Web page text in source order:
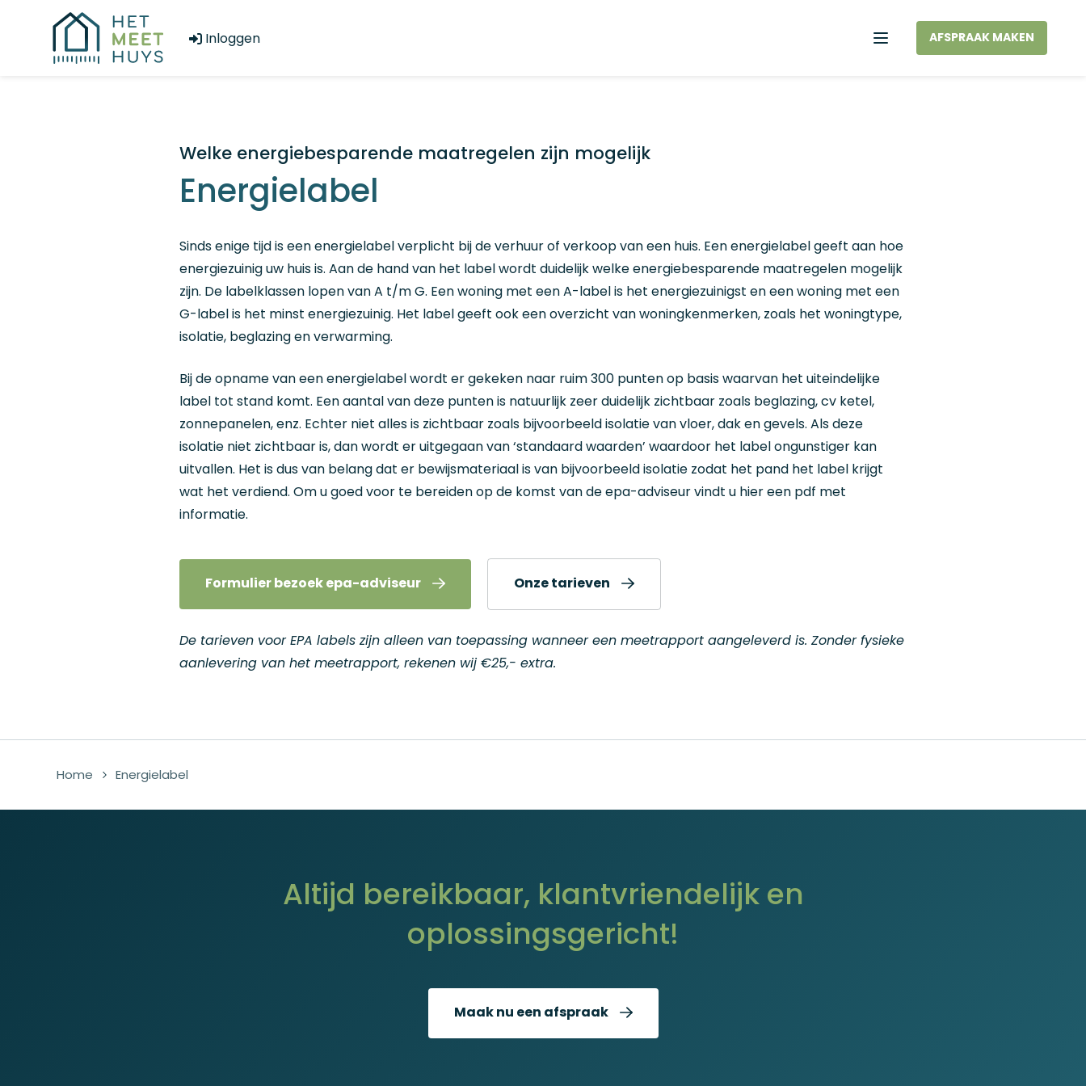
Overslaan en naar de inhoud gaan
Inloggen
Menu
AFSPRAAK MAKEN
Welke energiebesparende maatregelen zijn mogelijk
Energielabel
Sinds enige tijd is een energielabel verplicht bij de verhuur of verkoop van een huis. Een energielabel geeft aan hoe
energiezuinig uw huis is. Aan de hand van het label wordt duidelijk welke energiebesparende maatregelen mogelijk
zijn. De labelklassen lopen van A t/m G. Een woning met een A-label is het energiezuinigst en een woning met een
G-label is het minst energiezuinig. Het label geeft ook een overzicht van woningkenmerken, zoals het woningtype,
isolatie, beglazing en verwarming.
Bij de opname van een energielabel wordt er gekeken naar ruim 300 punten op basis waarvan het uiteindelijke
label tot stand komt. Een aantal van deze punten is natuurlijk zeer duidelijk zichtbaar zoals beglazing, cv ketel,
zonnepanelen, enz. Echter niet alles is zichtbaar zoals bijvoorbeeld isolatie van vloer, dak en gevels. Als deze
isolatie niet zichtbaar is, dan wordt er uitgegaan van ‘standaard waarden’ waardoor het label ongunstiger kan
uitvallen. Het is dus van belang dat er bewijsmateriaal is van bijvoorbeeld isolatie zodat het pand het label krijgt
wat het verdiend. Om u goed voor te bereiden op de komst van de epa-adviseur vindt u hier een pdf met
informatie.
Formulier bezoek epa-adviseur Onze tarieven
De tarieven voor EPA labels zijn alleen van toepassing wanneer een meetrapport aangeleverd is. Zonder fysieke
aanlevering van het meetrapport, rekenen wij €25,- extra.
Home Energielabel
Altijd bereikbaar, klantvriendelijk en
oplossingsgericht!
Maak nu een afspraak